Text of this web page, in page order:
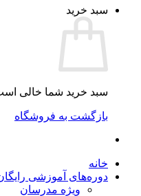
سبد خرید
سبد خرید شما خالی
بازگشت به فروشگاه
خانه
دوره‌های آموزشی
ویژه مدرسان